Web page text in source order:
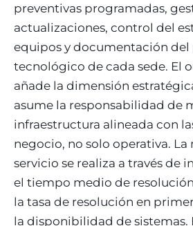
preventivas programadas,
actualizaciones, control del
equipos y documentación del
tecnológico de cada sede. El
añade la dimensión
asume la responsabilidad de
infraestructura alineada con
negocio, no solo operativa.
servicio se realiza a través de
el tiempo medio de
la tasa de resolución en
la disponibilidad de sistemas.